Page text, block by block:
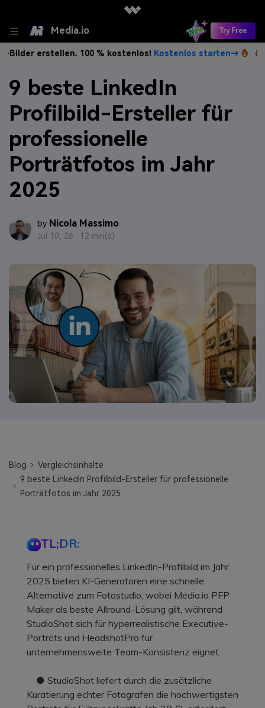
Media.io Try Free
100 % kostenlos! Kostenlos starten→
9 beste LinkedIn
Profilbild-Ersteller für
professionelle
Porträtfotos im Jahr
2025
by Nicola Massimo
Jul 10, 26 · 12 min(s)
Blog
Vergleichsinhalte
9 beste LinkedIn Profilbild-Ersteller für professionelle
Porträtfotos im Jahr 2025
TL;DR:
Für ein professionelles LinkedIn-Profilbild im Jahr
2025 bieten KI-Generatoren eine schnelle
Alternative zum Fotostudio, wobei Media.io PFP
Maker als beste Allround-Lösung gilt, während
StudioShot sich für hyperrealistische Executive-
Porträts und HeadshotPro für
unternehmensweite Team-Konsistenz eignet.
● StudioShot liefert durch die zusätzliche
Kuratierung echter Fotografen die hochwertigsten